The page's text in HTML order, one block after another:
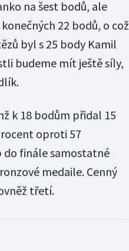
na šest bodů, ale
22 bodů, o což
byl s 25 body Kamil
budeme mít ještě síly,
k 18 bodům přidal 15
oproti 57
do finále samostatné
medaile. Cenný
třetí.